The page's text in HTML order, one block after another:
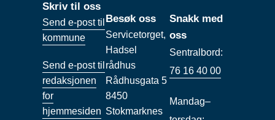
Skriv til oss
Send e-post til
kommune
Send e-post til
redaksjonen
for
hjemmesiden
Besøk oss
Servicetorget,
Hadsel
rådhus
Rådhusgata 5
8450
Stokmarknes
Snakk med
oss
Sentralbord:
76 16 40 00
Mandag–